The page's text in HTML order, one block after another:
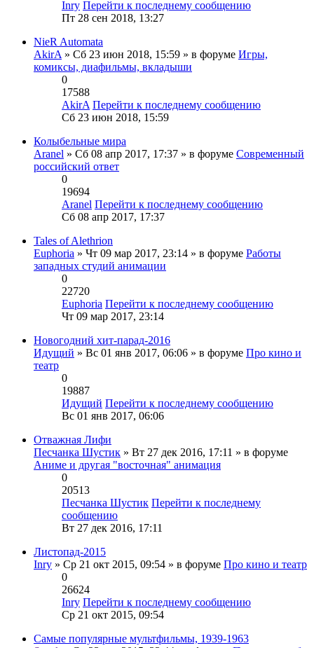
Inry Перейти к последнему сообщению
Пт 28 сен 2018, 13:27
NieR Automata
AkirA » Сб 23 июн 2018, 15:59 » в форуме Игры,
комиксы, диафильмы, вкладыши
0
17588
AkirA Перейти к последнему сообщению
Сб 23 июн 2018, 15:59
Колыбельные мира
Aranel » Сб 08 апр 2017, 17:37 » в форуме Современный
российский ответ
0
19694
Aranel Перейти к последнему сообщению
Сб 08 апр 2017, 17:37
Tales of Alethrion
Euphoria » Чт 09 мар 2017, 23:14 » в форуме Работы
западных студий анимации
0
22720
Euphoria Перейти к последнему сообщению
Чт 09 мар 2017, 23:14
Новогодний хит-парад-2016
Идущий » Вс 01 янв 2017, 06:06 » в форуме Про кино и
театр
0
19887
Идущий Перейти к последнему сообщению
Вс 01 янв 2017, 06:06
Отважная Лифи
Песчанка Шустик » Вт 27 дек 2016, 17:11 » в форуме
Аниме и другая "восточная" анимация
0
20513
Песчанка Шустик Перейти к последнему
сообщению
Вт 27 дек 2016, 17:11
Листопад-2015
Inry » Ср 21 окт 2015, 09:54 » в форуме Про кино и театр
0
26624
Inry Перейти к последнему сообщению
Ср 21 окт 2015, 09:54
Самые популярные мультфильмы, 1939-1963